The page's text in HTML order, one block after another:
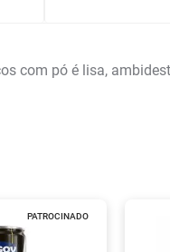
com pó é lisa,
PATROCINADO